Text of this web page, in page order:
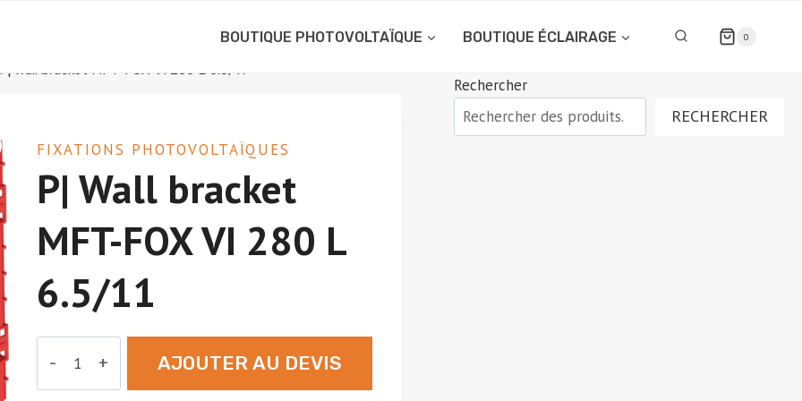
BOUTIQUE PHOTOVOLTAÏQUE BOUTIQUE ÉCLAIRAGE 0
P| Wall bracket MFT-FOX VI 280 L 6.5/11
FIXATIONS PHOTOVOLTAÏQUES
P| Wall bracket
MFT-FOX VI 280 L
6.5/11
P|
AJOUTER AU DEVIS
Rechercher
RECHERCHER